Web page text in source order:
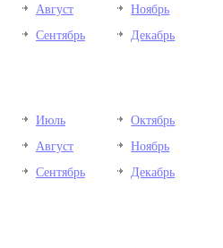
Август
Сентябрь
Ноябрь
Декабрь
Июль
Август
Сентябрь
Октябрь
Ноябрь
Декабрь